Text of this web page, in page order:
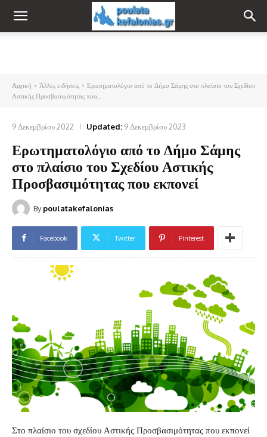
Αρχική Άλλες ειδήσεις
Ερωτηματολόγιο από το Δήμο Σάμης στο πλαίσιο του Σχεδίου
Αστικής Προσβασιμότητας που...
9 Δεκεμβρίου 2022 Updated: 9 Δεκεμβρίου 2023
Ερωτηματολόγιο από το Δήμο Σάμης
στο πλαίσιο του Σχεδίου Αστικής
Προσβασιμότητας που εκπονεί
By poulatakefalonias
Facebook Twitter Pinterest
Στο πλαίσιο του σχεδίου Αστικής Προσβασιμότητας που εκπονεί